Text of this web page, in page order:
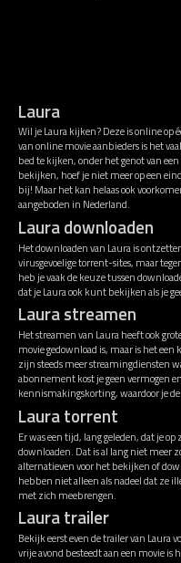
Laura
Wil je Laura kijken? Deze is online
van online movie aanbieders is het
bed te kijken, onder het genot van
bekijken, hoef je niet meer op een
bij! Maar het kan helaas ook
aangeboden in Nederland.
Laura downloaden
Het downloaden van Laura is
virusgevoelige torrent-sites, maar
heb je vaak de keuze tussen
dat je Laura ook kunt bekijken als je
Laura streamen
Het streamen van Laura heeft ook
movie gedownload is, maar is het
zijn steeds meer streamingdiensten
abonnement kost je geen vermogen
kennismakingskorting, waardoor je
Laura torrent
Er was een tijd, lang geleden, dat je
downloaden. Dat is al lang niet meer
alternatieven voor het bekijken of
hebben niet alleen als nadeel dat ze
met zich meebrengen.
Laura trailer
Bekijk eerst even de trailer van Laura
vrije avond besteedt aan een movie